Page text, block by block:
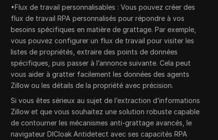
•Flux de travail personnalisables : Vous pouvez créer des
flux de travail RPA personnalisés pour répondre à vos
besoins spécifiques en matière de grattage. Par exemple,
vous pouvez configurer un flux de travail pour visiter les
listes de propriétés, extraire des points de données
spécifiques, puis passer à l’annonce suivante. Cela peut
vous aider à gratter facilement les données des agents
Zillow ou les détails de la propriété avec précision.
Si vous êtes sérieux au sujet de l’extraction d’informations
Zillow et que vous souhaitez une solution robuste capable
de contourner les mécanismes anti-grattage avancés, le
navigateur DICloak Antidetect avec ses capacités RPA